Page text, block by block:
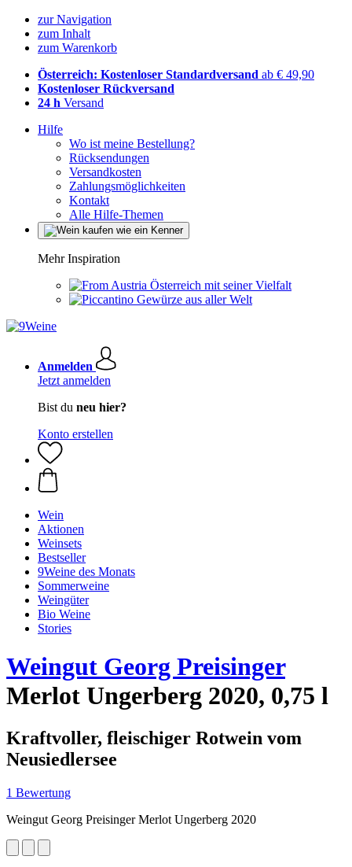
zur Navigation
zum Inhalt
zum Warenkorb
Österreich: Kostenloser Standardversand ab € 49,90
Kostenloser Rückversand
24 h Versand
Hilfe
Wo ist meine Bestellung?
Rücksendungen
Versandkosten
Zahlungsmöglichkeiten
Kontakt
Alle Hilfe-Themen
Mehr Inspiration
Österreich mit seiner Vielfalt
Gewürze aus aller Welt
Anmelden
Jetzt anmelden
Bist du neu hier?
Konto erstellen
Wein
Aktionen
Weinsets
Bestseller
9Weine des Monats
Sommerweine
Weingüter
Bio Weine
Stories
Weingut Georg Preisinger
Merlot Ungerberg 2020, 0,75 l
Kraftvoller, fleischiger Rotwein vom
Neusiedlersee
1 Bewertung
Weingut Georg Preisinger Merlot Ungerberg 2020